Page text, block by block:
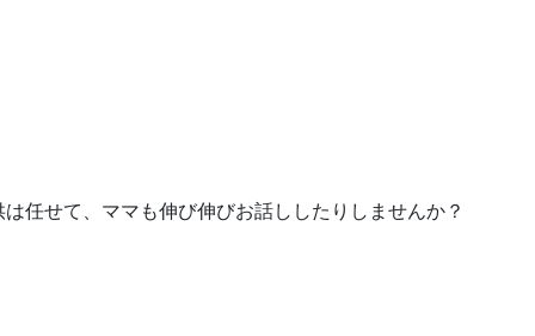
任せて、ママも伸び伸びお話ししたりしませんか？